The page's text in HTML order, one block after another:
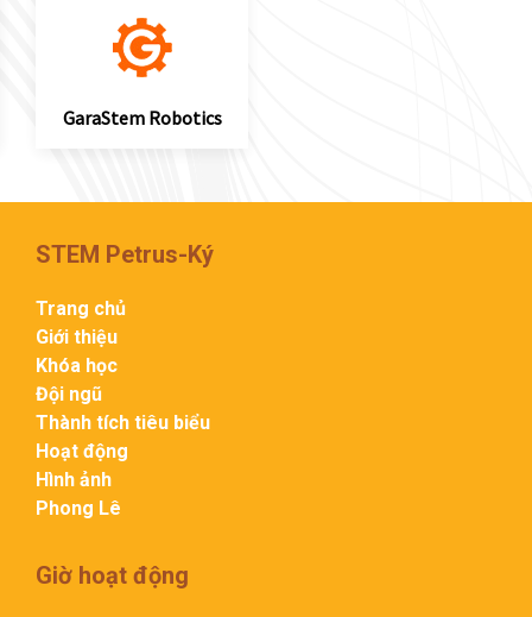
GaraStem Robotics
STEM Petrus-Ký
Trang chủ
Giới thiệu
Khóa học
Đội ngũ
Thành tích tiêu biểu
Hoạt động
Hình ảnh
Phong Lê
Giờ hoạt động